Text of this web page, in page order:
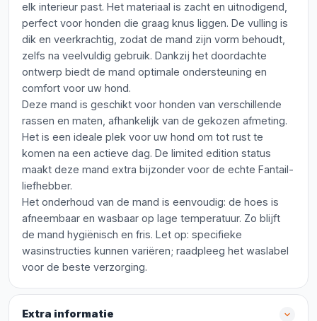
elk interieur past. Het materiaal is zacht en uitnodigend,
perfect voor honden die graag knus liggen. De vulling is
dik en veerkrachtig, zodat de mand zijn vorm behoudt,
zelfs na veelvuldig gebruik. Dankzij het doordachte
ontwerp biedt de mand optimale ondersteuning en
comfort voor uw hond.
Deze mand is geschikt voor honden van verschillende
rassen en maten, afhankelijk van de gekozen afmeting.
Het is een ideale plek voor uw hond om tot rust te
komen na een actieve dag. De limited edition status
maakt deze mand extra bijzonder voor de echte Fantail-
liefhebber.
Het onderhoud van de mand is eenvoudig: de hoes is
afneembaar en wasbaar op lage temperatuur. Zo blijft
de mand hygiënisch en fris. Let op: specifieke
wasinstructies kunnen variëren; raadpleeg het waslabel
voor de beste verzorging.
Extra informatie